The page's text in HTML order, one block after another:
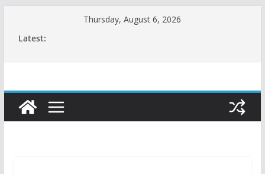
Thursday, August 6, 2026
Latest: